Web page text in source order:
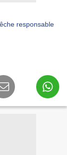
responsable